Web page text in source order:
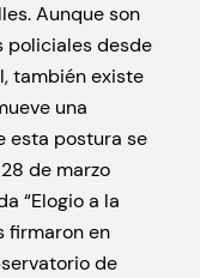
Aunque son
policiales desde
también existe
una
esta postura se
de marzo
“Elogio a la
firmaron en
de